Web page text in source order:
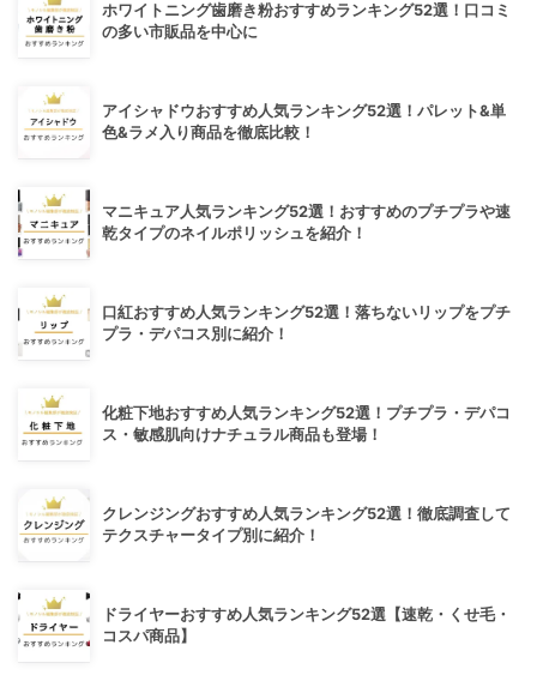
ホワイトニング歯磨き粉おすすめランキング52選！口コミ
の多い市販品を中心に
アイシャドウおすすめ人気ランキング52選！パレット&単
色&ラメ入り商品を徹底比較！
マニキュア人気ランキング52選！おすすめのプチプラや速
乾タイプのネイルポリッシュを紹介！
口紅おすすめ人気ランキング52選！落ちないリップをプチ
プラ・デパコス別に紹介！
化粧下地おすすめ人気ランキング52選！プチプラ・デパコ
ス・敏感肌向けナチュラル商品も登場！
クレンジングおすすめ人気ランキング52選！徹底調査して
テクスチャータイプ別に紹介！
ドライヤーおすすめ人気ランキング52選【速乾・くせ毛・
コスパ商品】